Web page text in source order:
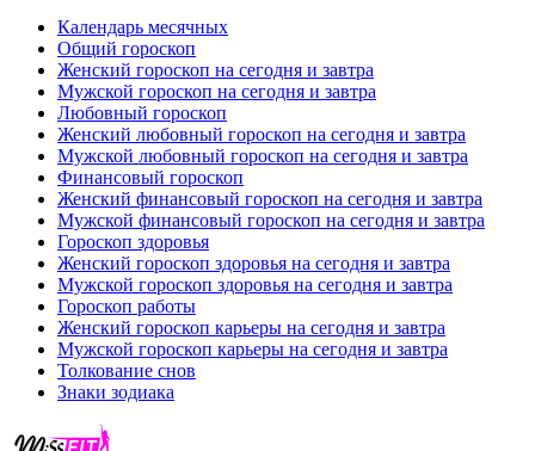
Календарь месячных
Общий гороскоп
Женский гороскоп на сегодня и завтра
Мужской гороскоп на сегодня и завтра
Любовный гороскоп
Женский любовный гороскоп на сегодня и завтра
Мужской любовный гороскоп на сегодня и завтра
Финансовый гороскоп
Женский финансовый гороскоп на сегодня и завтра
Мужской финансовый гороскоп на сегодня и завтра
Гороскоп здоровья
Женский гороскоп здоровья на сегодня и завтра
Мужской гороскоп здоровья на сегодня и завтра
Гороскоп работы
Женский гороскоп карьеры на сегодня и завтра
Мужской гороскоп карьеры на сегодня и завтра
Толкование снов
Знаки зодиака